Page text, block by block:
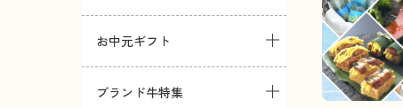
お中元ギフト
ブランド牛特集